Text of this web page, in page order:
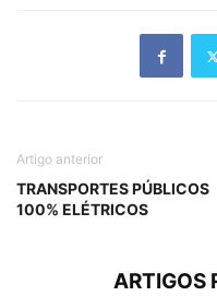
Artigo anterior
TRANSPORTES PÚBLICOS
100% ELÉTRICOS
ARTIGOS